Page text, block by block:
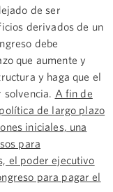
de ser
derivados de un
debe
que aumente y
y haga que el
A fin de
de largo plazo
iniciales, una
para
el poder ejecutivo
para pagar el